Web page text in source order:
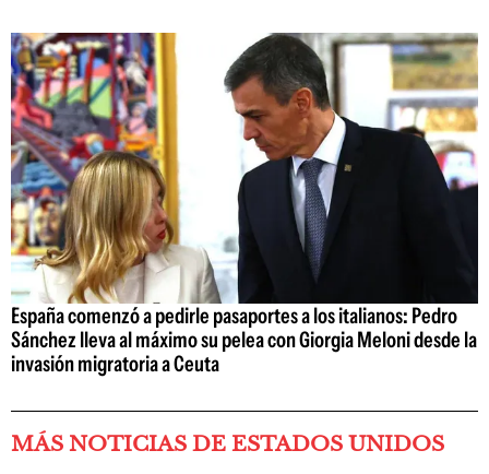
España comenzó a pedirle pasaportes a los italianos: Pedro
Sánchez lleva al máximo su pelea con Giorgia Meloni desde la
invasión migratoria a Ceuta
MÁS NOTICIAS DE ESTADOS UNIDOS